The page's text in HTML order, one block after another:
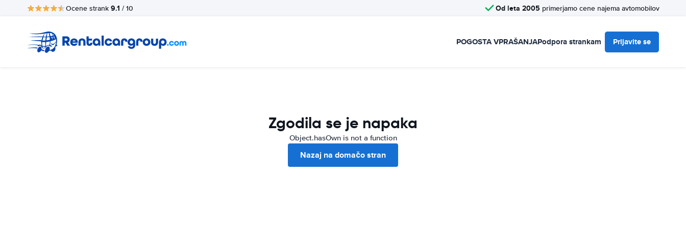
Ocene strank 9.1 / 10 Od leta 2005 primerjamo cene najema avtomobilov
POGOSTA VPRAŠANJAPodpora strankam Prijavite se
Zgodila se je napaka
Object.hasOwn is not a function
Nazaj na domačo stran